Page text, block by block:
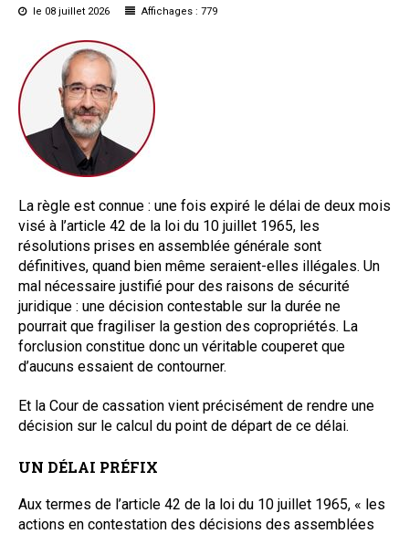
Jurisprudence
Questions/réponses
Études juridiques
Copro. en difficulté
Formez-vous !
Parole d'experts*
le 08 juillet 2026
Affichages : 779
La règle est connue : une fois expiré le délai de deux mois
visé à l’article 42 de la loi du 10 juillet 1965, les
résolutions prises en assemblée générale sont
définitives, quand bien même seraient-elles illégales. Un
mal nécessaire justifié pour des raisons de sécurité
juridique : une décision contestable sur la durée ne
pourrait que fragiliser la gestion des copropriétés. La
forclusion constitue donc un véritable couperet que
d’aucuns essaient de contourner.
Et la Cour de cassation vient précisément de rendre une
décision sur le calcul du point de départ de ce délai.
UN DÉLAI PRÉFIX
Aux termes de l’article 42 de la loi du 10 juillet 1965, « les
actions en contestation des décisions des assemblées